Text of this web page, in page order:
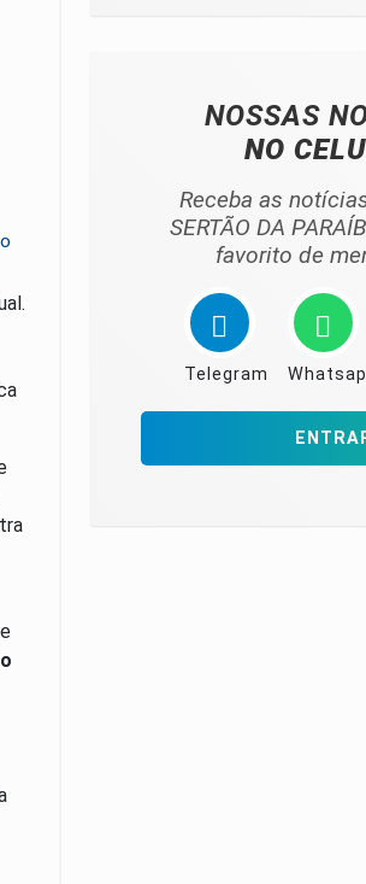
NOSSAS
NO
Receba as
SERTÃO DA
favorito de
Telegram